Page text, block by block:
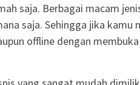
saja. Berbagai macam
saja. Sehingga jika kamu
offline dengan